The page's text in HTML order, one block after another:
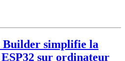
Builder simplifie la
sur ordinateur